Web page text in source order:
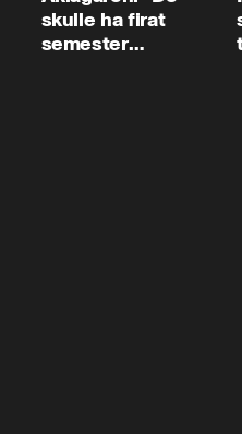
skulle ha firat
semester